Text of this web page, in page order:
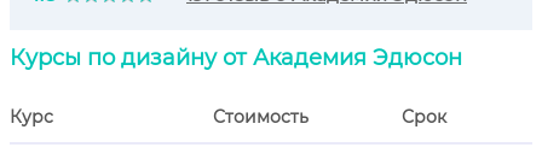
Курсы по дизайну от Академия Эдюсон
Курс Стоимость Срок